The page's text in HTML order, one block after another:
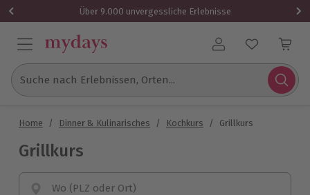
Über 9.000 unvergessliche Erlebnisse
Benutzerkonto
Suche nach Erlebnissen, Orten...
Home / Dinner & Kulinarisches / Kochkurs / Grillkurs
Grillkurs
Wo (PLZ oder Ort)